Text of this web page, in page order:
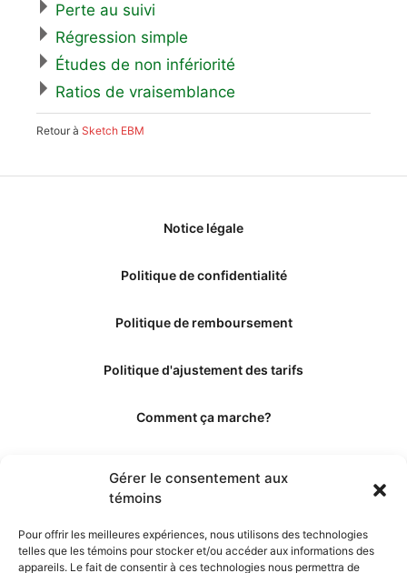
Gérer le consentement aux
témoins
Pour offrir les meilleures expériences, nous utilisons des technologies
telles que les témoins pour stocker et/ou accéder aux informations des
appareils. Le fait de consentir à ces technologies nous permettra de
Perte au suivi
Régression simple
Études de non infériorité
Ratios de vraisemblance
Retour à Sketch EBM
Notice légale
Politique de confidentialité
Politique de remboursement
Politique d'ajustement des tarifs
Comment ça marche?
Les éditeurs